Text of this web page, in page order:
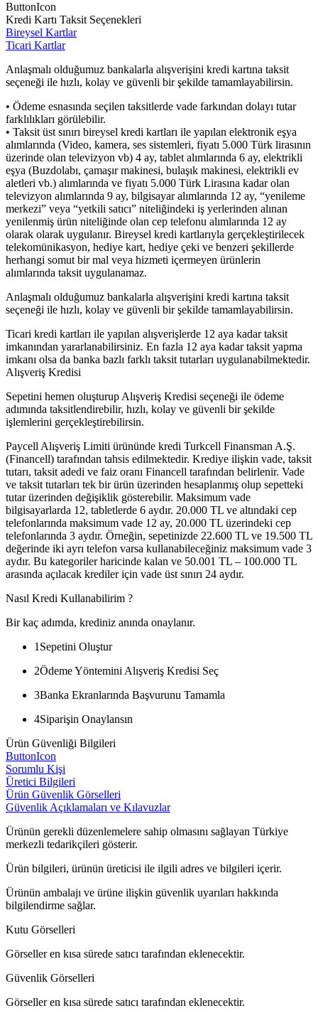
ButtonIcon
Kredi Kartı Taksit Seçenekleri
Bireysel Kartlar
Ticari Kartlar
Anlaşmalı olduğumuz bankalarla alışverişini kredi kartına taksit
seçeneği ile hızlı, kolay ve güvenli bir şekilde tamamlayabilirsin.
• Ödeme esnasında seçilen taksitlerde vade farkından dolayı tutar
farklılıkları görülebilir.
• Taksit üst sınırı bireysel kredi kartları ile yapılan elektronik eşya
alımlarında (Video, kamera, ses sistemleri, fiyatı 5.000 Türk lirasının
üzerinde olan televizyon vb) 4 ay, tablet alımlarında 6 ay, elektrikli
eşya (Buzdolabı, çamaşır makinesi, bulaşık makinesi, elektrikli ev
aletleri vb.) alımlarında ve fiyatı 5.000 Türk Lirasına kadar olan
televizyon alımlarında 9 ay, bilgisayar alımlarında 12 ay, “yenileme
merkezi” veya “yetkili satıcı” niteliğindeki iş yerlerinden alınan
yenilenmiş ürün niteliğinde olan cep telefonu alımlarında 12 ay
olarak olarak uygulanır. Bireysel kredi kartlarıyla gerçekleştirilecek
telekomünikasyon, hediye kart, hediye çeki ve benzeri şekillerde
herhangi somut bir mal veya hizmeti içermeyen ürünlerin
alımlarında taksit uygulanamaz.
Anlaşmalı olduğumuz bankalarla alışverişini kredi kartına taksit
seçeneği ile hızlı, kolay ve güvenli bir şekilde tamamlayabilirsin.
Ticari kredi kartları ile yapılan alışverişlerde 12 aya kadar taksit
imkanından yararlanabilirsiniz. En fazla 12 aya kadar taksit yapma
imkanı olsa da banka bazlı farklı taksit tutarları uygulanabilmektedir.
Alışveriş Kredisi
Sepetini hemen oluşturup Alışveriş Kredisi seçeneği ile ödeme
adımında taksitlendirebilir, hızlı, kolay ve güvenli bir şekilde
işlemlerini gerçekleştirebilirsin.
Paycell Alışveriş Limiti ürününde kredi Turkcell Finansman A.Ş.
(Financell) tarafından tahsis edilmektedir. Krediye ilişkin vade, taksit
tutarı, taksit adedi ve faiz oranı Financell tarafından belirlenir. Vade
ve taksit tutarları tek bir ürün üzerinden hesaplanmış olup sepetteki
tutar üzerinden değişiklik gösterebilir. Maksimum vade
bilgisayarlarda 12, tabletlerde 6 aydır. 20.000 TL ve altındaki cep
telefonlarında maksimum vade 12 ay, 20.000 TL üzerindeki cep
telefonlarında 3 aydır. Örneğin, sepetinizde 22.600 TL ve 19.500 TL
değerinde iki ayrı telefon varsa kullanabileceğiniz maksimum vade 3
aydır. Bu kategoriler haricinde kalan ve 50.001 TL – 100.000 TL
arasında açılacak krediler için vade üst sınırı 24 aydır.
Nasıl Kredi Kullanabilirim ?
Bir kaç adımda, krediniz anında onaylanır.
1 Sepetini Oluştur
2Ödeme Yöntemini Alışveriş Kredisi Seç
3Banka Ekranlarında Başvurunu Tamamla
4Siparişin Onaylansın
Ürün Güvenliği Bilgileri
ButtonIcon
Sorumlu Kişi
Üretici Bilgileri
Ürün Güvenlik Görselleri
Güvenlik Açıklamaları ve Kılavuzlar
Ürünün gerekli düzenlemelere sahip olmasını sağlayan Türkiye
merkezli tedarikçileri gösterir.
Ürün bilgileri, ürünün üreticisi ile ilgili adres ve bilgileri içerir.
Ürünün ambalajı ve ürüne ilişkin güvenlik uyarıları hakkında
bilgilendirme sağlar.
Kutu Görselleri
Görseller en kısa sürede satıcı tarafından eklenecektir.
Güvenlik Görselleri
Görseller en kısa sürede satıcı tarafından eklenecektir.